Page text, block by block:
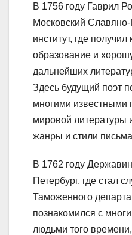
В 1756 году Гаврил
Московский Славяно-
институт, где
образование и
дальнейших
Здесь будущий поэт
многими известными
мировой литературы
жанры и стили
В 1762 году
Петербург, где стал
Таможенного
познакомился с
людьми того